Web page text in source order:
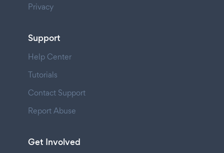
Privacy
Support
Help Center
Tutorials
Contact Support
Report Abuse
Get Involved